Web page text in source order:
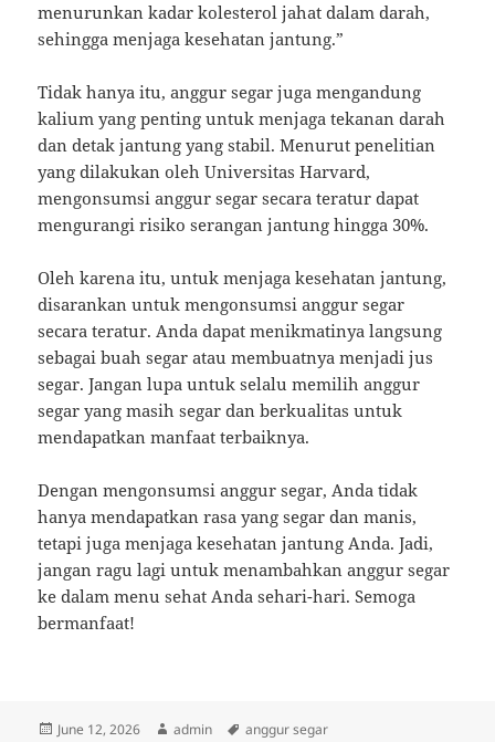
menurunkan kadar kolesterol jahat dalam darah,
sehingga menjaga kesehatan jantung.”
Tidak hanya itu, anggur segar juga mengandung
kalium yang penting untuk menjaga tekanan darah
dan detak jantung yang stabil. Menurut penelitian
yang dilakukan oleh Universitas Harvard,
mengonsumsi anggur segar secara teratur dapat
mengurangi risiko serangan jantung hingga 30%.
Oleh karena itu, untuk menjaga kesehatan jantung,
disarankan untuk mengonsumsi anggur segar
secara teratur. Anda dapat menikmatinya langsung
sebagai buah segar atau membuatnya menjadi jus
segar. Jangan lupa untuk selalu memilih anggur
segar yang masih segar dan berkualitas untuk
mendapatkan manfaat terbaiknya.
Dengan mengonsumsi anggur segar, Anda tidak
hanya mendapatkan rasa yang segar dan manis,
tetapi juga menjaga kesehatan jantung Anda. Jadi,
jangan ragu lagi untuk menambahkan anggur segar
ke dalam menu sehat Anda sehari-hari. Semoga
bermanfaat!
Posted
June 12, 2026 Author
admin Tags
anggur segar